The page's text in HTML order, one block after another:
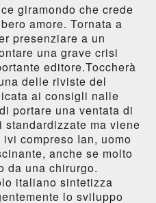
giramondo che crede
amore. Tornata a
presenziare a un
una grave crisi
editore.Toccherà
delle riviste del
ai consigli nalle
portare una ventata di
ma viene
compreso Ian, uomo
anche se molto
da una chirurgo.
italiano sintetizza
lo sviluppo